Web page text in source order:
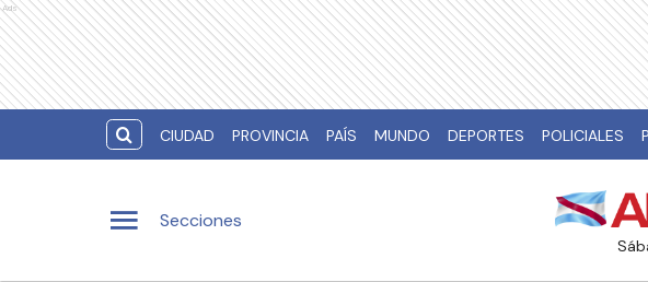
Ads
CIUDAD PROVINCIA PAÍS MUNDO DEPORTES POLICIALES
Secciones